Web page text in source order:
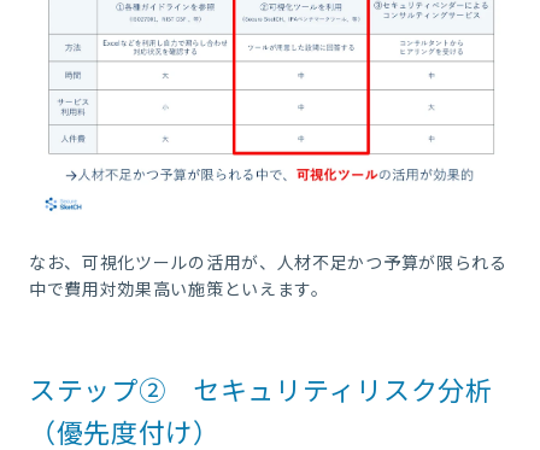
なお、可視化ツールの活用が、人材不足かつ予算が限られる
中で費用対効果高い施策といえます。
ステップ➁ セキュリティリスク分析
（優先度付け）